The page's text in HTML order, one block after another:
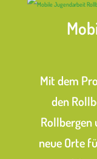
Mit dem
den
Rollbergen
neue Orte